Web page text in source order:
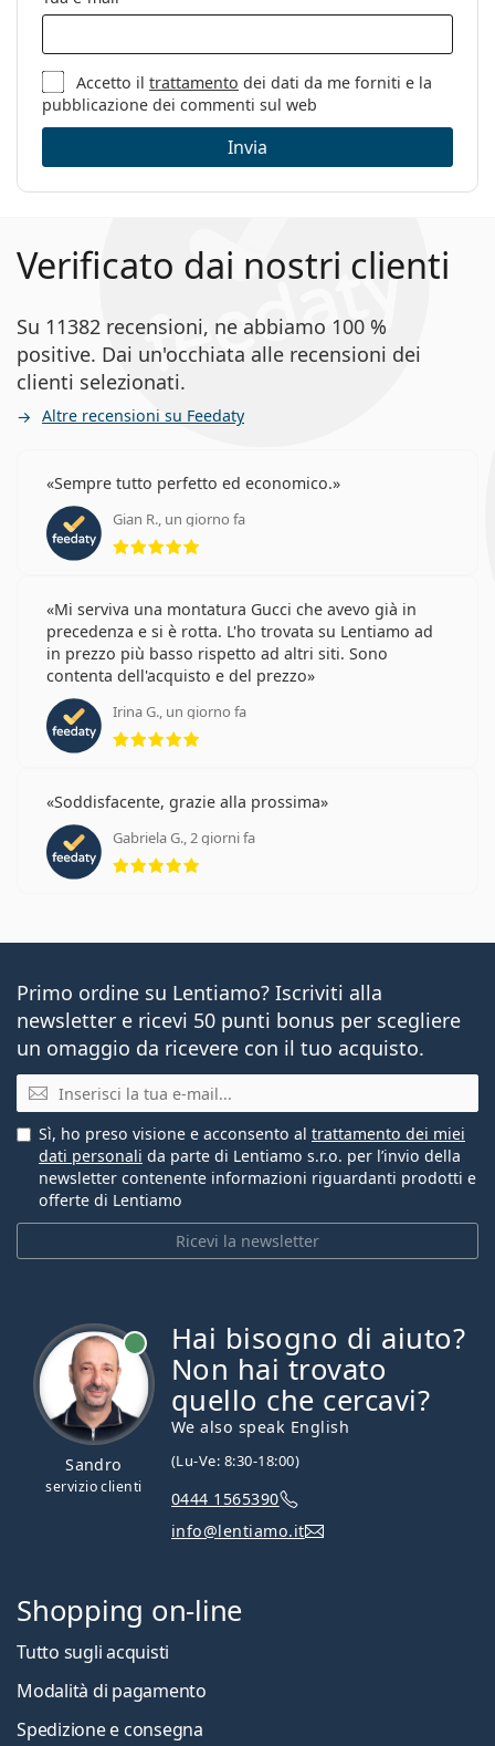
Accetto iltrattamento dei dati da me forniti e la
pubblicazione dei commenti sul web
Invia
Verificato dai nostri clienti
Su 11382 recensioni, ne abbiamo 100 %
positive. Dai un'occhiata alle recensioni dei
clienti selezionati.
Altre recensioni su Feedaty
Sempre tutto perfetto ed economico.
Gian R., un giorno fa
Mi serviva una montatura Gucci che avevo già in
precedenza e si è rotta. L'ho trovata su Lentiamo ad
in prezzo più basso rispetto ad altri siti. Sono
contenta dell'acquisto e del prezzo
Irina G., un giorno fa
Soddisfacente, grazie alla prossima
Gabriela G., 2 giorni fa
valutazione 5 di 5
Primo ordine su Lentiamo? Iscriviti alla
newsletter e ricevi 50 punti bonus per scegliere
un omaggio da ricevere con il tuo acquisto.
E-mail
Ricevi la newsletter
Sì, ho preso visione e acconsento al trattamento dei miei
dati personali da parte di Lentiamo s.r.o. per l’invio della
newsletter contenente informazioni riguardanti prodotti e
offerte di Lentiamo
Sandro
servizio clienti
Hai bisogno di aiuto?
Non hai trovato
quello che cercavi?
We also speak English
(Lu-Ve: 8:30-18:00)
0444 1565390
info@lentiamo.it
Shopping on-line
Tutto sugli acquisti
Modalità di pagamento
Spedizione e consegna